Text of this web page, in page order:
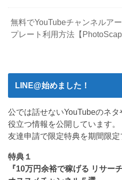
無料でYouTubeチャンネルア
プレート利用方法【
LINE@始めました！
公では話せないYouTubeのネ
役立つ情報を公開しています。
友達申請で限定特典を期間限定
特典１
『10万円余裕で稼げる リサー